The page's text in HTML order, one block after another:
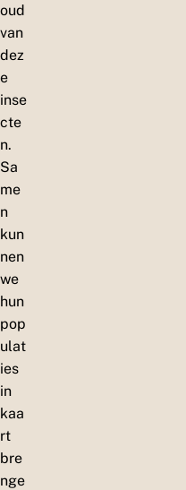
oud
van
dez
e
inse
cte
n.
Sa
me
n
kun
nen
we
hun
pop
ulat
ies
in
kaa
rt
bre
nge